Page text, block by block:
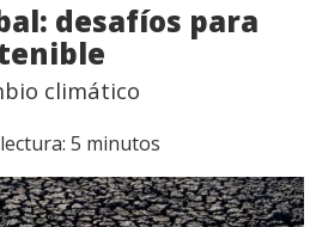
desafíos para
climático
5 minutos